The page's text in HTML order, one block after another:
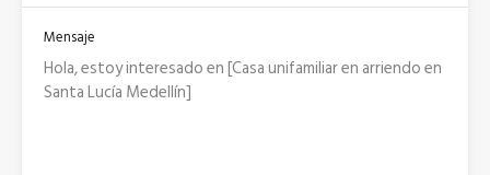
Mensaje